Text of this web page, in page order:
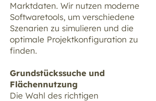
Marktdaten. Wir nutzen moderne
Softwaretools, um verschiedene
Szenarien zu simulieren und die
optimale Projektkonfiguration zu
finden.
Grundstückssuche und
Flächennutzung
Die Wahl des richtigen